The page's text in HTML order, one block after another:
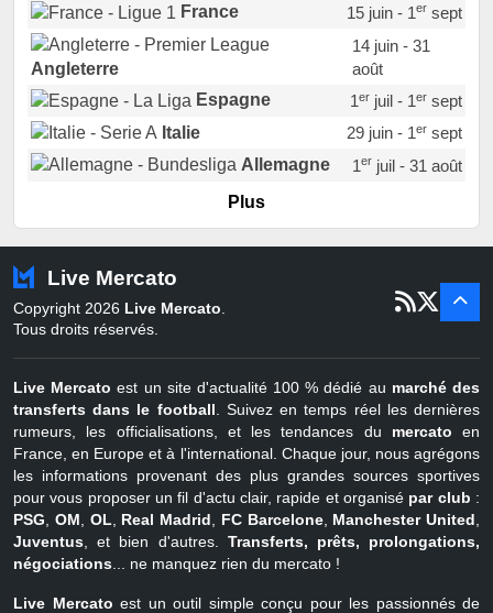
France 15 juin - 1ersept
Angleterre
14 juin - 31
août
Espagne
1erjuil - 1ersept
Italie
29 juin - 1ersept
Allemagne
1erjuil - 31 août
Portugal
Pays-Bas
22 juin - 2 sept
Belgique
juil - 31
Plus
Live Mercato
Copyright 2026 Live Mercato
Tous droits réservés.
Live Mercato est un site d'actualité 100 % dédié au marché des
transferts dans le football . Suivez en temps réel les dernières
rumeurs, les officialisations, et les tendances du mercato en
France, en Europe et à l'international. Chaque jour, nous agrégons
les informations provenant des plus grandes sources sportives
pour vous proposer un fil d'actu clair, rapide et organisé par club :
PSG
OM OL Real Madrid FC Barcelone, Manchester United
Juventus , et bien d'autres. Transferts, prêts, prolongations,
négociations ... ne manquez rien du mercato !
Live Mercato est un outil simple conçu pour les passionnés de